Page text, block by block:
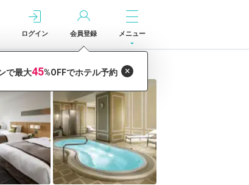
ログイン 会員登録 メニュー